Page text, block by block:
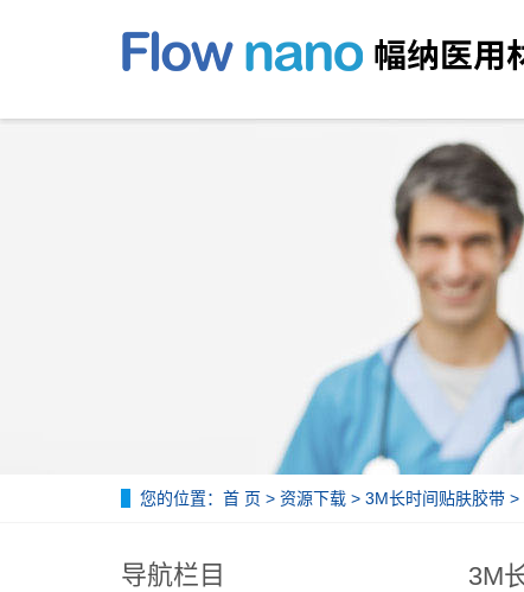
您的位置： 首 页 > 资源下载 > 3M长时间贴肤胶带 >
3M
导航栏目